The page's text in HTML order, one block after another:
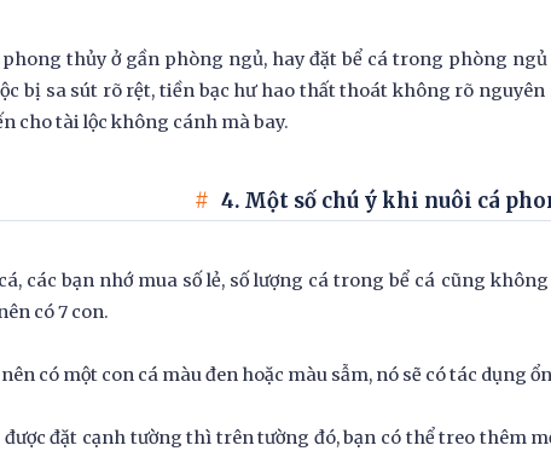
thủy ở gần phòng ngủ, hay đặt bể cá trong phòng
bị sa sút rõ rệt, tiền bạc hư hao thất thoát không rõ
cho tài lộc không cánh mà bay.
4. Một số chú ý khi nuôi cá
các bạn nhớ mua số lẻ, số lượng cá trong bể cá cũng
có 7 con.
có một con cá màu đen hoặc màu sẫm, nó sẽ có tác dụng
được đặt cạnh tường thì trên tường đó, bạn có thể treo thêm